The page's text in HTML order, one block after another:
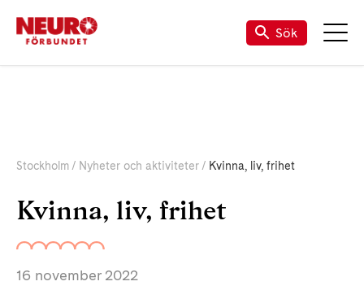
Sök
Stockholm Nyheter och aktiviteter Kvinna, liv, frihet
Kvinna, liv, frihet
16 november 2022